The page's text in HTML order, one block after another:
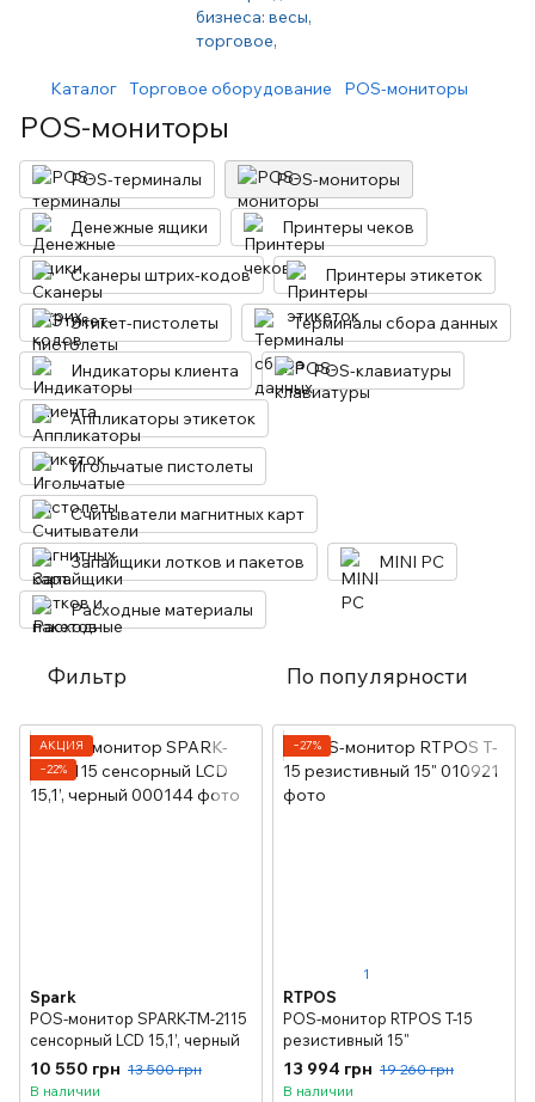
Каталог Торговое оборудование POS-мониторы
POS-мониторы
POS-терминалы POS-мониторы
Денежные ящики Принтеры чеков
Сканеры штрих-кодов Принтеры этикеток
Этикет-пистолеты Терминалы сбора данных
Индикаторы клиента POS-клавиатуры
Аппликаторы этикеток
Игольчатые пистолеты
Считыватели магнитных карт
Запайщики лотков и пакетов MINI PC
Расходные материалы
Фильтр По популярности
АКЦИЯ
−22%
Spark
POS-монитор SPARK-TM-2115
сенсорный LCD 15,1’, черный
10 550 грн 13 500 грн
В наличии
−27%
1
RTPOS
POS-монитор RTPOS T-15
резистивный 15"
13 994 грн 19 260 грн
В наличии